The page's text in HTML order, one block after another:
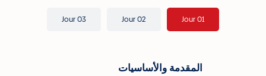
Jour 01
Jour 02
Jour 03
المقدمة والأساسيات